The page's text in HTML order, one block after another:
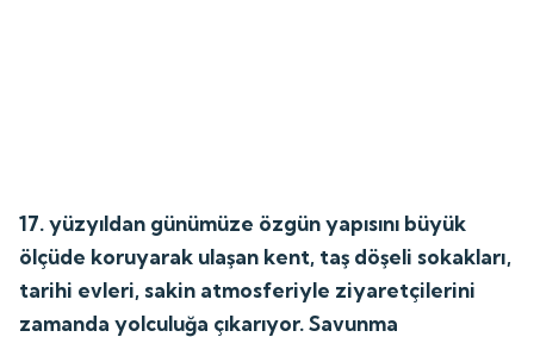
17. yüzyıldan günümüze özgün yapısını büyük
ölçüde koruyarak ulaşan kent, taş döşeli sokakları,
tarihi evleri, sakin atmosferiyle ziyaretçilerini
zamanda yolculuğa çıkarıyor. Savunma